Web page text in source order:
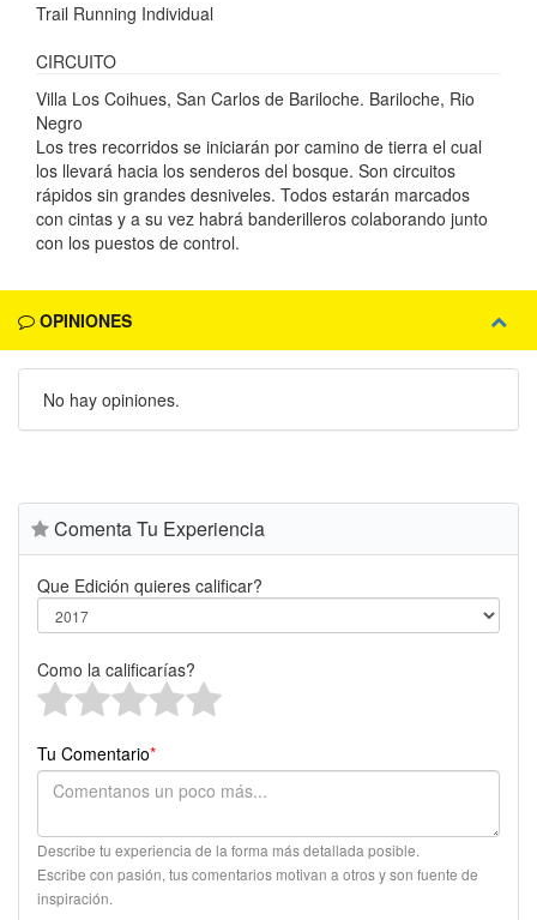
Trail Running Individual
CIRCUITO
Villa Los Coihues, San Carlos de Bariloche. Bariloche, Rio
Negro
Los tres recorridos se iniciarán por camino de tierra el cual
los llevará hacia los senderos del bosque. Son circuitos
rápidos sin grandes desniveles. Todos estarán marcados
con cintas y a su vez habrá banderilleros colaborando junto
con los puestos de control.
OPINIONES
No hay opiniones.
Comenta Tu Experiencia
Que Edición quieres calificar?
Como la calificarías?
Tu Comentario*
Describe tu experiencia de la forma más detallada posible.
Escribe con pasión, tus comentarios motivan a otros y son fuente de
inspiración.